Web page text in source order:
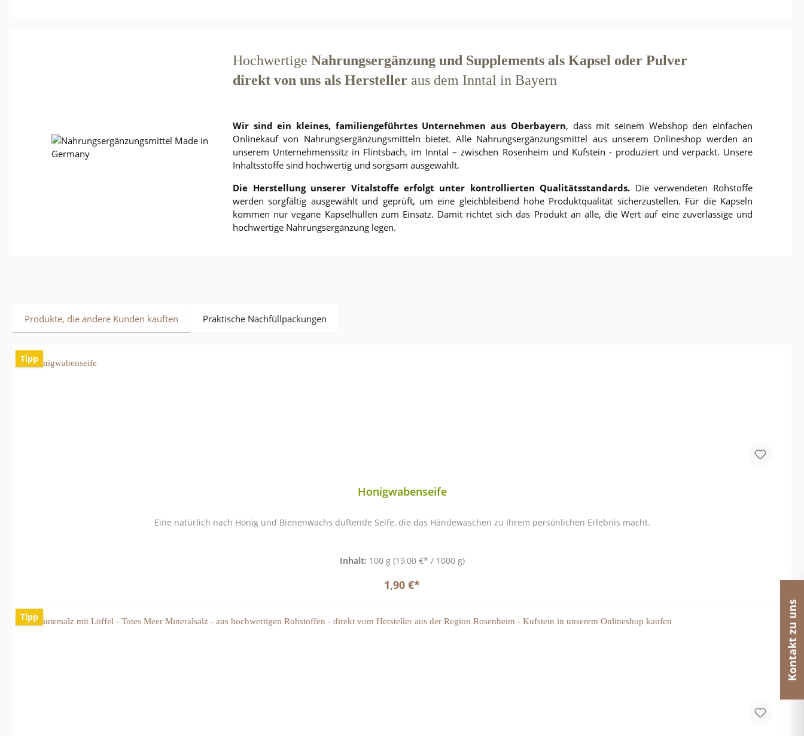
Hochwertige Nahrungsergänzung und Supplements als Kapsel oder Pulver
direkt von uns als Hersteller aus dem Inntal in Bayern
Wir sind ein kleines, familiengeführtes Unternehmen aus Oberbayern, dass mit seinem Webshop den einfachen
Onlinekauf von Nahrungsergänzungsmitteln bietet. Alle Nahrungsergänzungsmittel aus unserem Onlineshop werden an
unserem Unter­nehmens­sitz in Flintsbach, im Inntal – zwischen Rosenheim und Kufstein - produziert und verpackt. Unsere
Inhaltsstoffe sind hochwertig und sorgsam ausgewählt.
Die Herstellung unserer Vitalstoffe erfolgt unter kontrollierten Qualitätsstandards. Die verwendeten Rohstoffe
werden sorgfältig ausgewählt und geprüft, um eine gleichbleibend hohe Produktqualität sicherzustellen. Für die Kapseln
kommen nur vegane Kapselhüllen zum Einsatz. Damit richtet sich das Produkt an alle, die Wert auf eine zuverlässige und
hochwertige Nahrungs­ergänzung legen.
Produkte, die andere Kunden kauften Praktische Nachfüllpackungen
Tipp
Honigwabenseife
Eine natürlich nach Honig und Bienenwachs duftende Seife, die das Händewaschen zu Ihrem persönlichen Erlebnis macht.
Inhalt: 100 g (19,00 €* / 1000 g)
1,90 €*
Tipp Kontakt zu uns